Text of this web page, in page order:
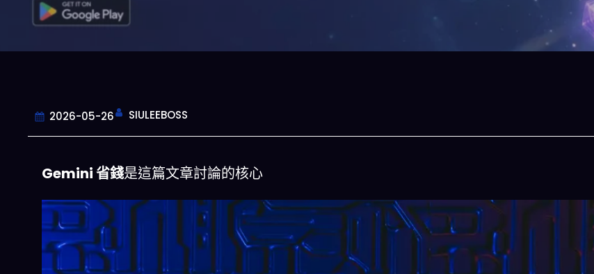
2026-05-26 SIULEEBOSS
Gemini 省錢是這篇文章討論的核心